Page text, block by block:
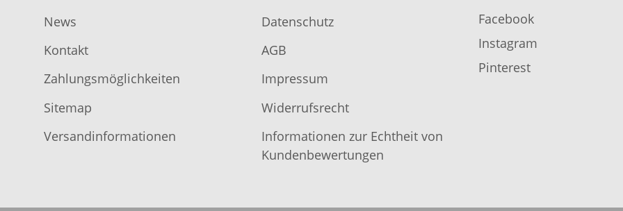
News
Kontakt
Zahlungsmöglichkeiten
Sitemap
Versandinformationen
Datenschutz
AGB
Impressum
Widerrufsrecht
Informationen zur Echtheit von
Kundenbewertungen
Facebook
Instagram
Pinterest